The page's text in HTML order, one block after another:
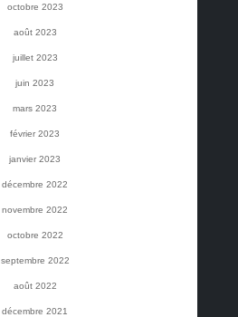
octobre 2023
août 2023
juillet 2023
juin 2023
mars 2023
février 2023
janvier 2023
décembre 2022
novembre 2022
octobre 2022
septembre 2022
août 2022
décembre 2021